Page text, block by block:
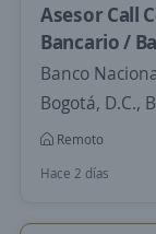
Asesor Call
Bancario /
Banco
Bogotá, D.C.,
Remoto
Hace 2 días